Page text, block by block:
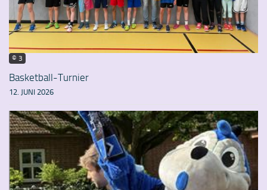
© 3
Basketball-Turnier
12. JUNI 2026